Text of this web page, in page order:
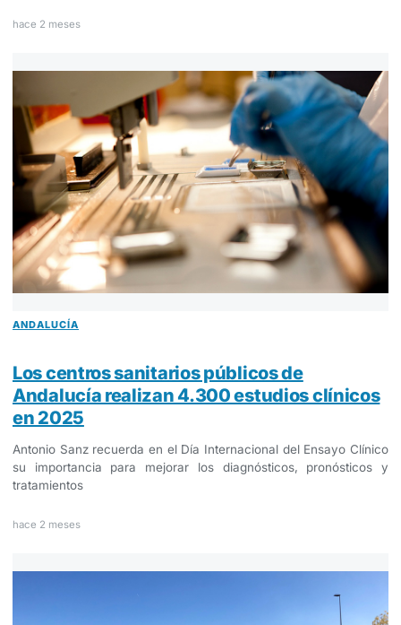
hace 2 meses
ANDALUCÍA
Los centros sanitarios públicos de
Andalucía realizan 4.300 estudios clínicos
en 2025
Antonio Sanz recuerda en el Día Internacional del Ensayo Clínico
su importancia para mejorar los diagnósticos, pronósticos y
tratamientos
hace 2 meses